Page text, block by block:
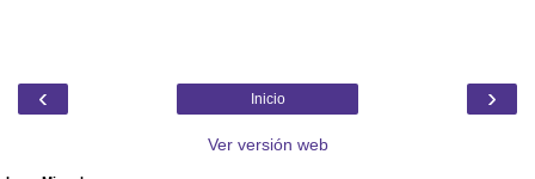
‹ ›
Inicio
Ver versión web